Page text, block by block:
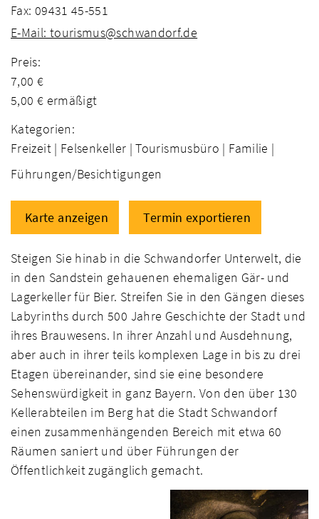
Fax: 09431 45-551
E-Mail: tourismus@schwandorf.de
Preis:
7,00 €
5,00 € ermäßigt
Kategorien:
Freizeit | Felsenkeller | Tourismusbüro | Familie |
Führungen/Besichtigungen
Karte anzeigen Termin exportieren
Steigen Sie hinab in die Schwandorfer Unterwelt, die
in den Sandstein gehauenen ehemaligen Gär- und
Lagerkeller für Bier. Streifen Sie in den Gängen dieses
Labyrinths durch 500 Jahre Geschichte der Stadt und
ihres Brauwesens. In ihrer Anzahl und Ausdehnung,
aber auch in ihrer teils komplexen Lage in bis zu drei
Etagen übereinander, sind sie eine besondere
Sehenswürdigkeit in ganz Bayern. Von den über 130
Kellerabteilen im Berg hat die Stadt Schwandorf
einen zusammenhängenden Bereich mit etwa 60
Räumen saniert und über Führungen der
Öffentlichkeit zugänglich gemacht.